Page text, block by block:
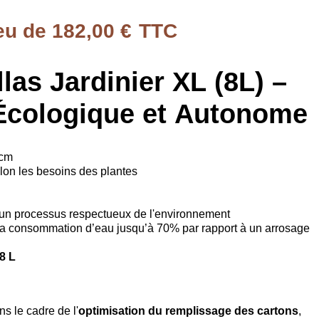
de 182,00 € TTC
Jardinier XL (8L) –
et Autonome
les besoins des plantes
processus respectueux de l'environnement
consommation d’eau jusqu’à 70% par rapport à un arrosage
L
le cadre de l'optimisation du remplissage des cartons,